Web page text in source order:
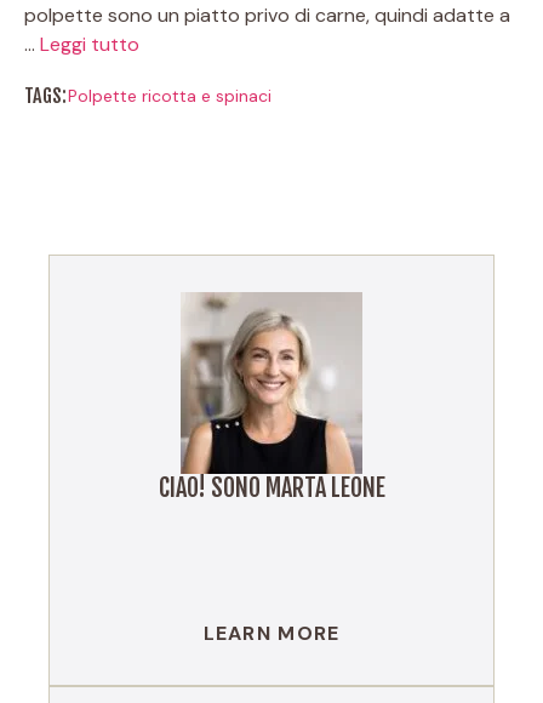
polpette sono un piatto privo di carne, quindi adatte a
… Leggi tutto
TAGS:Polpette ricotta e spinaci
CIAO! SONO MARTA LEONE
LEARN MORE